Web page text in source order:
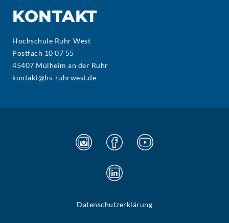
KONTAKT
Hochschule Ruhr West
Postfach 10 07 55
45407 Mülheim an der Ruhr
kontakt@hs-ruhrwest.de
Datenschutzerklärung